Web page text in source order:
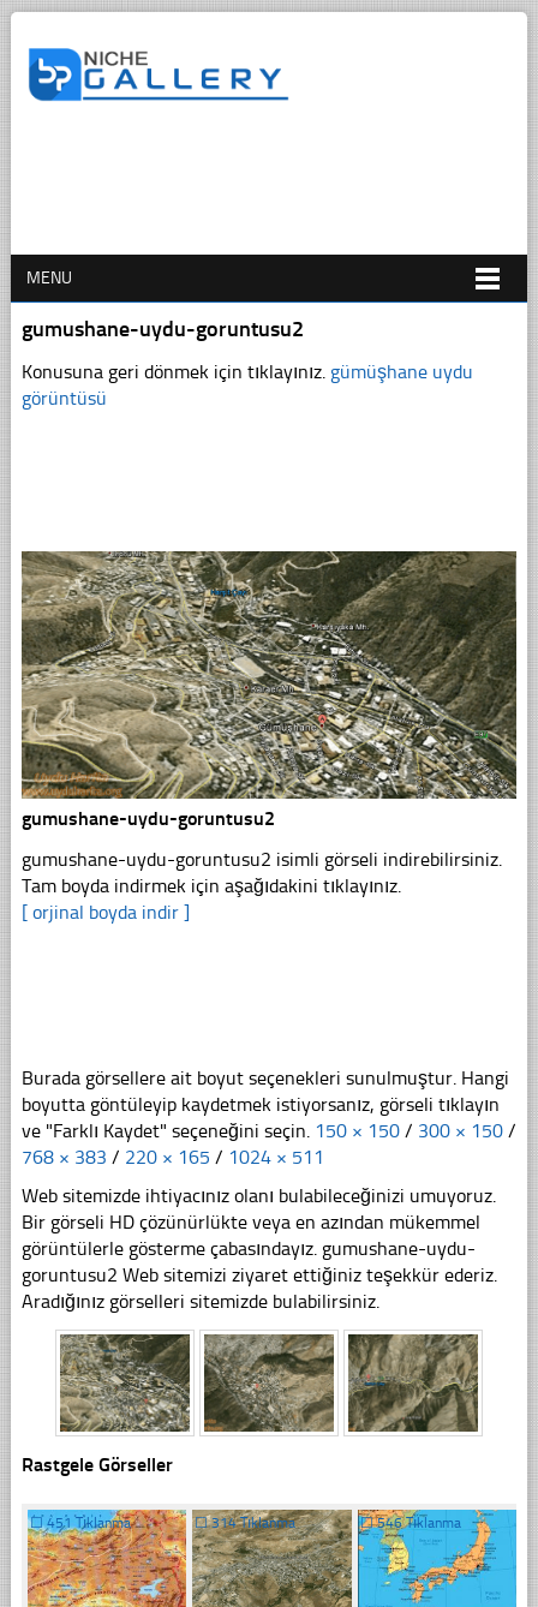
MENU
gumushane-uydu-goruntusu2
Konusuna geri dönmek için tıklayınız. gümüşhane uydu
görüntüsü
gumushane-uydu-goruntusu2
gumushane-uydu-goruntusu2 isimli görseli indirebilirsiniz.
Tam boyda indirmek için aşağıdakini tıklayınız.
[ orjinal boyda indir ]
Burada görsellere ait boyut seçenekleri sunulmuştur. Hangi
boyutta göntüleyip kaydetmek istiyorsanız, görseli tıklayın
ve "Farklı Kaydet" seçeneğini seçin. 150 × 150 / 300 × 150 /
768 × 383 / 220 × 165 / 1024 × 511
Web sitemizde ihtiyacınız olanı bulabileceğinizi umuyoruz.
Bir görseli HD çözünürlükte veya en azından mükemmel
görüntülerle gösterme çabasındayız. gumushane-uydu-
goruntusu2 Web sitemizi ziyaret ettiğiniz teşekkür ederiz.
Aradığınız görselleri sitemizde bulabilirsiniz.
Rastgele Görseller
☐451 Tıklanma ☐314 Tıklanma ☐546 Tıklanma